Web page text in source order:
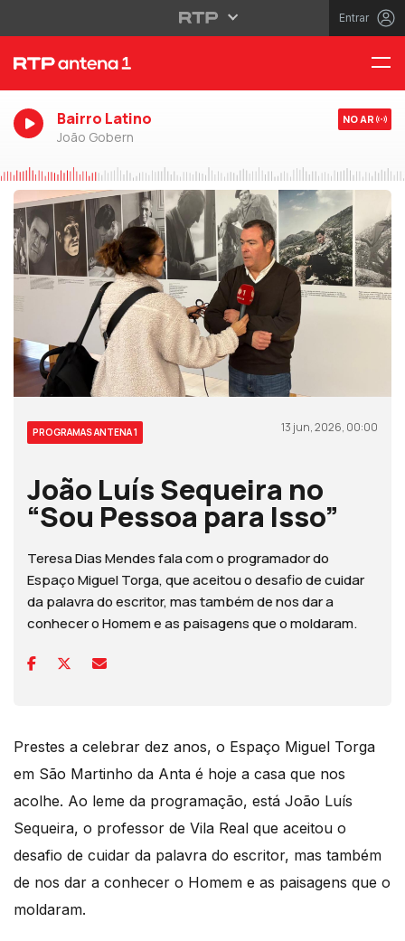
Entrar
Bairro Latino
João Gobern
NO AR
PROGRAMAS ANTENA 1 13 jun, 2026, 00:00
João Luís Sequeira no
“Sou Pessoa para Isso”
Teresa Dias Mendes fala com o programador do
Espaço Miguel Torga, que aceitou o desafio de cuidar
da palavra do escritor, mas também de nos dar a
conhecer o Homem e as paisagens que o moldaram.
Prestes a celebrar dez anos, o Espaço Miguel Torga
em São Martinho da Anta é hoje a casa que nos
acolhe. Ao leme da programação, está João Luís
Sequeira, o professor de Vila Real que aceitou o
desafio de cuidar da palavra do escritor, mas também
de nos dar a conhecer o Homem e as paisagens que o
moldaram.